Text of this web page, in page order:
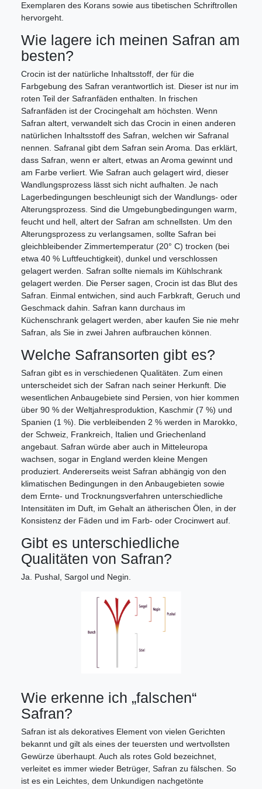
Exemplaren des Korans sowie aus tibetischen Schriftrollen
hervorgeht.
Wie lagere ich meinen Safran am
besten?
Crocin ist der natürliche Inhaltsstoff, der für die
Farbgebung des Safran verantwortlich ist. Dieser ist nur im
roten Teil der Safranfäden enthalten. In frischen
Safranfäden ist der Crocingehalt am höchsten. Wenn
Safran altert, verwandelt sich das Crocin in einen anderen
natürlichen Inhaltsstoff des Safran, welchen wir Safranal
nennen. Safranal gibt dem Safran sein Aroma. Das erklärt,
dass Safran, wenn er altert, etwas an Aroma gewinnt und
am Farbe verliert. Wie Safran auch gelagert wird, dieser
Wandlungsprozess lässt sich nicht aufhalten. Je nach
Lagerbedingungen beschleunigt sich der Wandlungs- oder
Alterungsprozess. Sind die Umgebungbedingungen warm,
feucht und hell, altert der Safran am schnellsten. Um den
Alterungsprozess zu verlangsamen, sollte Safran bei
gleichbleibender Zimmertemperatur (20° C) trocken (bei
etwa 40 % Luftfeuchtigkeit), dunkel und verschlossen
gelagert werden. Safran sollte niemals im Kühlschrank
gelagert werden. Die Perser sagen, Crocin ist das Blut des
Safran. Einmal entwichen, sind auch Farbkraft, Geruch und
Geschmack dahin. Safran kann durchaus im
Küchenschrank gelagert werden, aber kaufen Sie nie mehr
Safran, als Sie in zwei Jahren aufbrauchen können.
Welche Safransorten gibt es?
Safran gibt es in verschiedenen Qualitäten. Zum einen
unterscheidet sich der Safran nach seiner Herkunft. Die
wesentlichen Anbaugebiete sind Persien, von hier kommen
über 90 % der Weltjahresproduktion, Kaschmir (7 %) und
Spanien (1 %). Die verbleibenden 2 % werden in Marokko,
der Schweiz, Frankreich, Italien und Griechenland
angebaut. Safran würde aber auch in Mitteleuropa
wachsen, sogar in England werden kleine Mengen
produziert. Andererseits weist Safran abhängig von den
klimatischen Bedingungen in den Anbaugebieten sowie
dem Ernte- und Trocknungsverfahren unterschiedliche
Intensitäten im Duft, im Gehalt an ätherischen Ölen, in der
Konsistenz der Fäden und im Farb- oder Crocinwert auf.
Gibt es unterschiedliche
Qualitäten von Safran?
Ja. Pushal, Sargol und Negin.
Wie erkenne ich „falschen“
Safran?
Safran ist als dekoratives Element von vielen Gerichten
bekannt und gilt als eines der teuersten und wertvollsten
Gewürze überhaupt. Auch als rotes Gold bezeichnet,
verleitet es immer wieder Betrüger, Safran zu fälschen. So
ist es ein Leichtes, dem Unkundigen nachgetönte